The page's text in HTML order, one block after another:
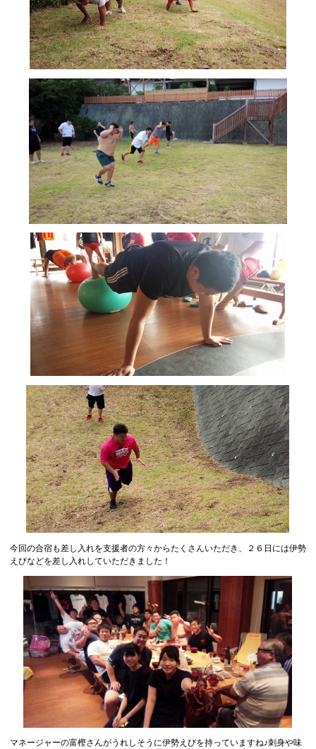
今回の合宿も差し入れを支援者の方々からたくさんいただき、２６日には伊勢
えびなどを差し入れしていただきました！
マネージャーの富樫さんがうれしそうに伊勢えびを持っていますね♪刺身や味